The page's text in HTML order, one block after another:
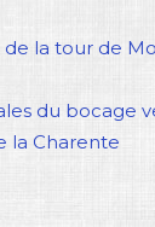
la tour de
du bocage
la Charente